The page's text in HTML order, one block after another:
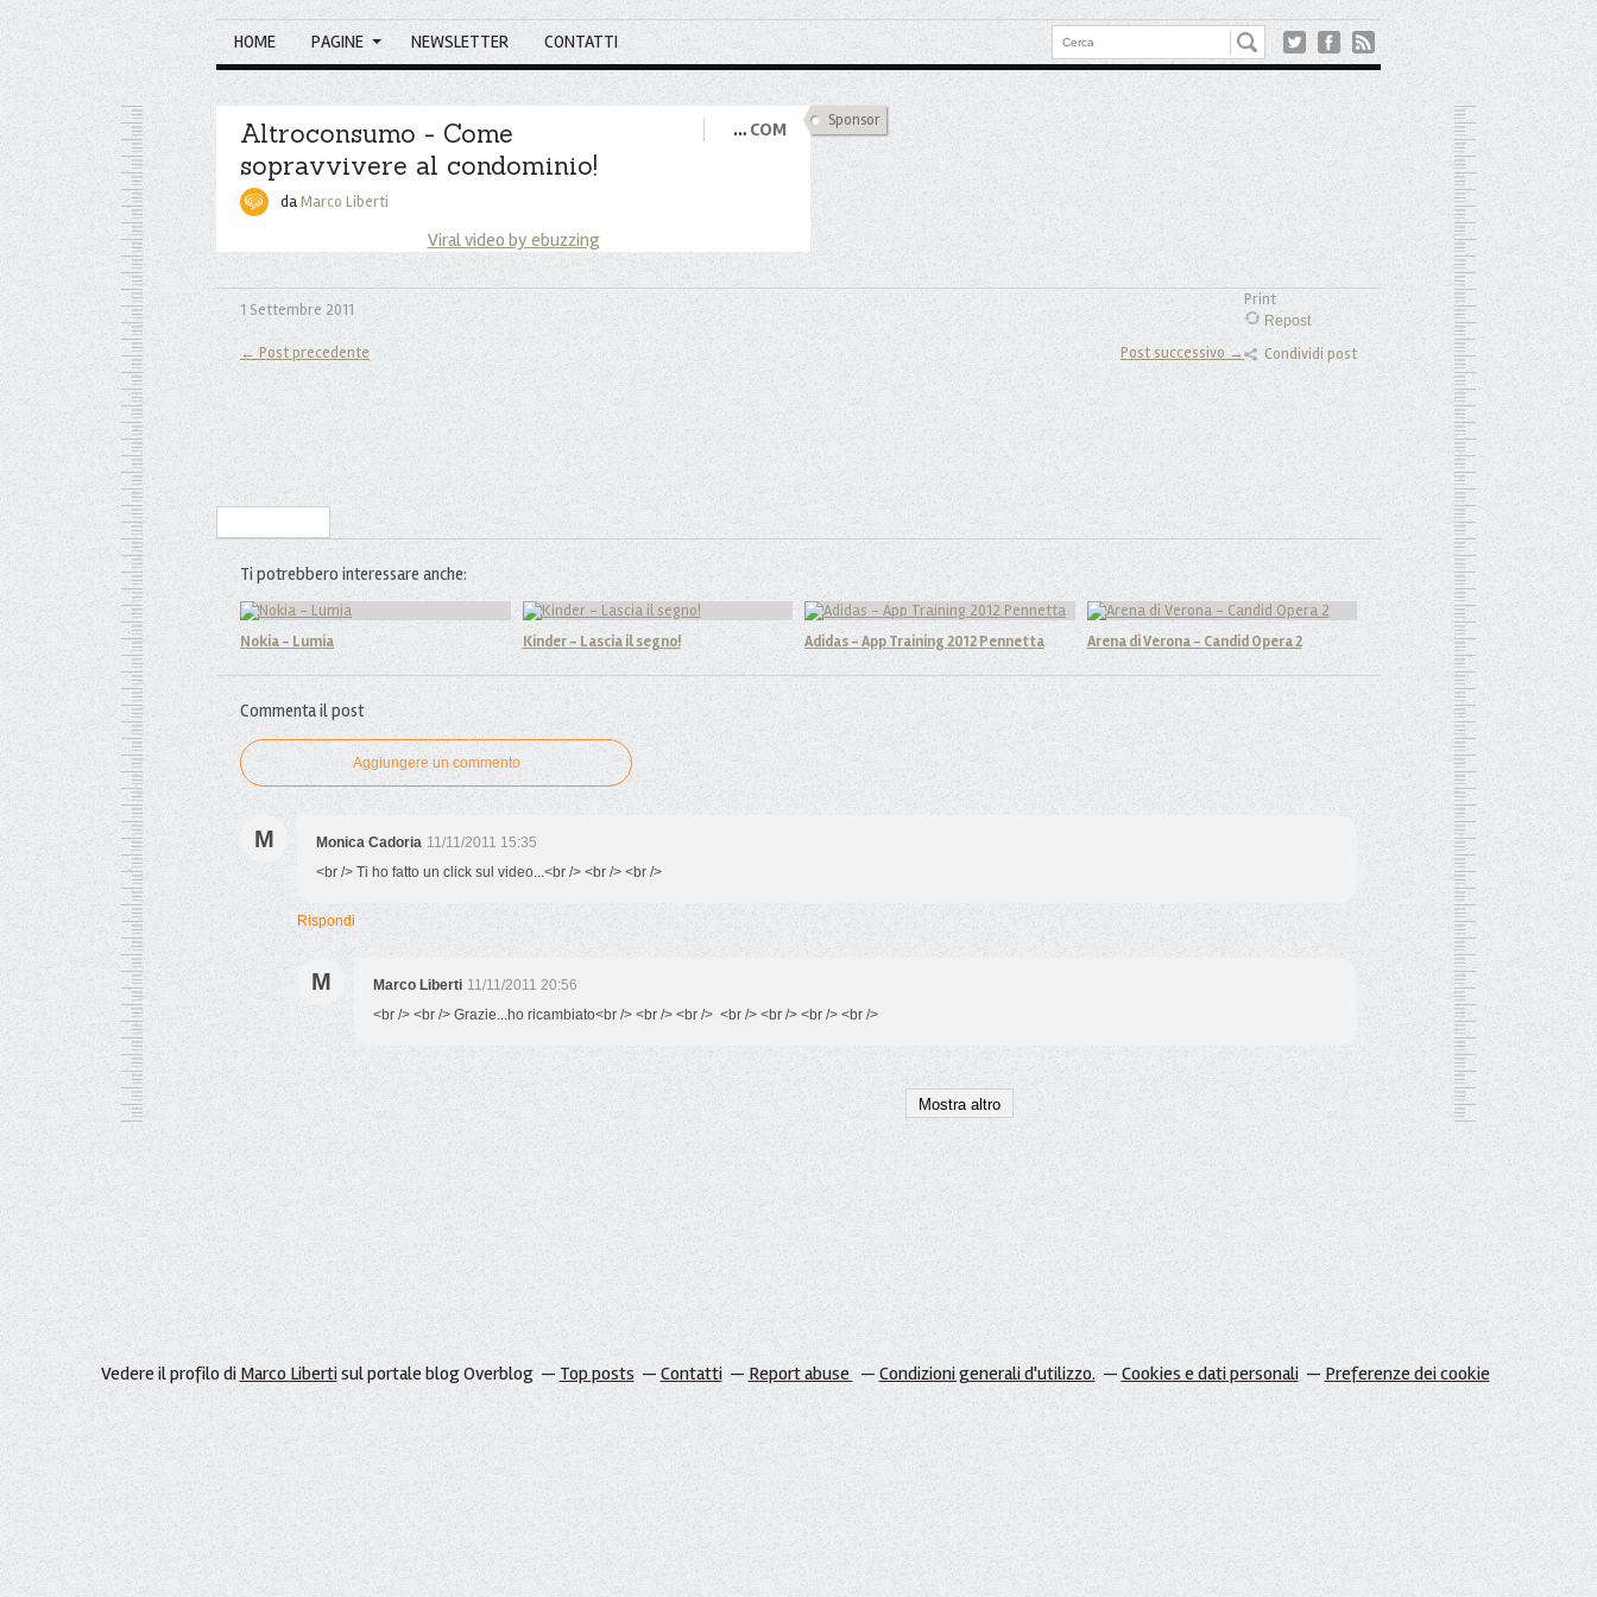
HOME PAGINE NEWSLETTER CONTATTI
Altroconsumo - Come
sopravvivere al condominio!
… COM
daMarco Liberti
Viral video by ebuzzing
Sponsor
1 Settembre 2011
Print
Repost
Condividi post
← Post precedente Post successivo →
Ti potrebbero interessare anche:
Nokia - Lumia Kinder - Lascia il segno! Adidas - App Training 2012 Pennetta Arena di Verona - Candid Opera 2
Commenta il post
Aggiungere un commento
M Monica Cadoria 11/11/2011 15:35
<br /> Ti ho fatto un click sul video...<br /> <br /> <br />
Rispondi
M Marco Liberti 11/11/2011 20:56
<br /> <br /> Grazie...ho ricambiato<br /> <br /> <br /> <br /> <br /> <br /> <br />
Mostra altro
Vedere il profilo di Marco Libertisul portale blog Overblog Top posts Contatti Report abuse Condizioni generali d'utilizzo. Cookies e dati personali Preferenze dei cookie